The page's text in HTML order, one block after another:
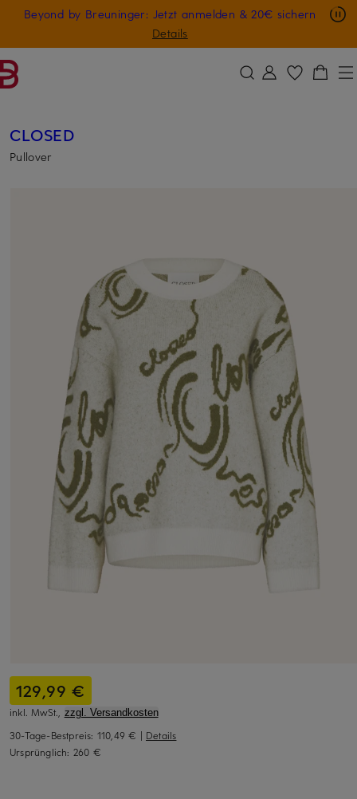
ZUM HAUPTINHALT ÜBERSPRINGEN
Beyond by Breuninger: Jetzt anmelden & 20€ sichern
Details
Nur in der App: -10 € auf digitale Geschenkkarten
GESCHENK20
CLOSED
Pullover
129,99 €
inkl. MwSt., zzgl. Versandkosten
30-Tage-Bestpreis: 110,49 € | Details
Ursprünglich: 260 €